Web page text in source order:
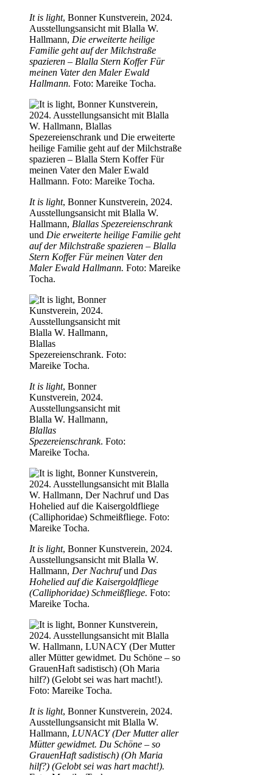
It is light, Bonner Kunstverein, 2024.
Ausstellungsansicht mit Blalla W.
Hallmann, Die erweiterte heilige
Familie geht auf der Milchstraße
spazieren – Blalla Stern Koffer Für
meinen Vater den Maler Ewald
Hallmann. Foto: Mareike Tocha.
It is light, Bonner Kunstverein, 2024.
Ausstellungsansicht mit Blalla W.
Hallmann, Blallas Spezereienschrank
und Die erweiterte heilige Familie geht
auf der Milchstraße spazieren – Blalla
Stern Koffer Für meinen Vater den
Maler Ewald Hallmann. Foto: Mareike
Tocha.
It is light, Bonner
Kunstverein, 2024.
Ausstellungsansicht mit
Blalla W. Hallmann,
Blallas
Spezereienschrank. Foto:
Mareike Tocha.
It is light, Bonner Kunstverein, 2024.
Ausstellungsansicht mit Blalla W.
Hallmann, Der Nachrufund Das
Hohelied auf die Kaisergoldfliege
(Calliphoridae) Schmeißfliege. Foto:
Mareike Tocha.
It is light, Bonner Kunstverein, 2024.
Ausstellungsansicht mit Blalla W.
Hallmann, LUNACY (Der Mutter aller
Mütter gewidmet. Du Schöne – so
GrauenHaft sadistisch) (Oh Maria
hilf?) (Gelobt sei was hart macht!).